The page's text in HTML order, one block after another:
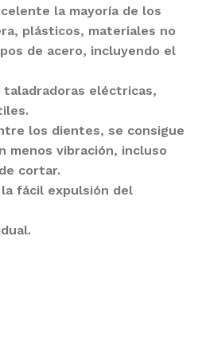
la mayoría de los
plásticos, materiales no
de acero, incluyendo el
taladradoras eléctricas,
los dientes, se consigue
menos vibración, incluso
cortar.
fácil expulsión del